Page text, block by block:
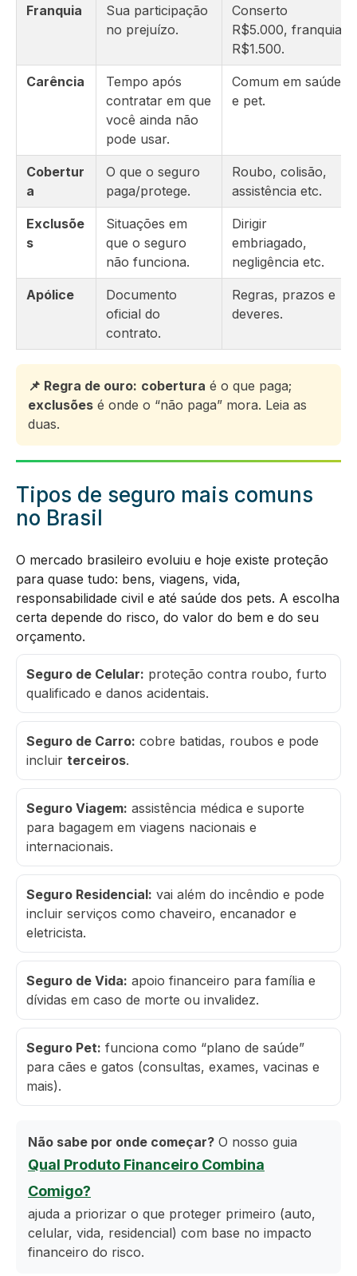
Franquia
Sua participação
no prejuízo.
Conserto
R$5.000, franquia
R$1.500.
Carência
Tempo após
contratar em que
você ainda não
pode usar.
Comum em saúde
e pet.
Cobertur
a
O que o seguro
paga/protege.
Roubo, colisão,
assistência etc.
Exclusõe
s
Situações em
que o seguro
não funciona.
Dirigir
embriagado,
negligência etc.
Apólice
Documento
oficial do
contrato.
Regras, prazos e
deveres.
📌 Regra de ouro: cobertura é o que paga;
exclusões é onde o “não paga” mora. Leia as
duas.
Tipos de seguro mais comuns
no Brasil
O mercado brasileiro evoluiu e hoje existe proteção
para quase tudo: bens, viagens, vida,
responsabilidade civil e até saúde dos pets. A escolha
certa depende do risco, do valor do bem e do seu
orçamento.
Seguro de Celular: proteção contra roubo, furto
qualificado e danos acidentais.
Seguro de Carro: cobre batidas, roubos e pode
incluir terceiros.
Seguro Viagem: assistência médica e suporte
para bagagem em viagens nacionais e
internacionais.
Seguro Residencial: vai além do incêndio e pode
incluir serviços como chaveiro, encanador e
eletricista.
Seguro de Vida: apoio financeiro para família e
dívidas em caso de morte ou invalidez.
Seguro Pet: funciona como “plano de saúde”
para cães e gatos (consultas, exames, vacinas e
mais).
Não sabe por onde começar? O nosso guia
Qual Produto Financeiro Combina
Comigo?
ajuda a priorizar o que proteger primeiro (auto,
celular, vida, residencial) com base no impacto
financeiro do risco.